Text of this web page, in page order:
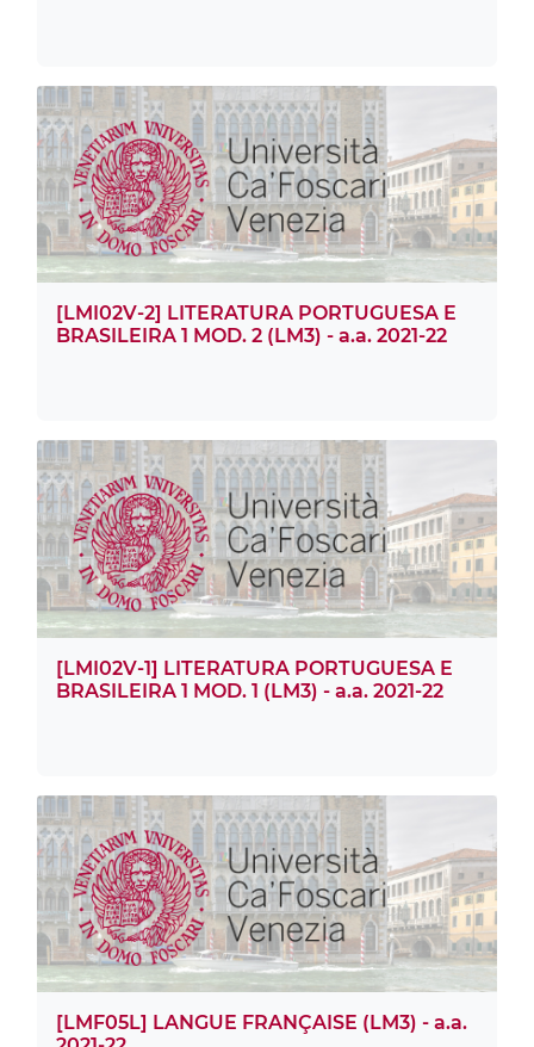
[LMI02V-2] LITERATURA PORTUGUESA E
BRASILEIRA 1 MOD. 2 (LM3) - a.a. 2021-22
[LMI02V-1] LITERATURA PORTUGUESA E
BRASILEIRA 1 MOD. 1 (LM3) - a.a. 2021-22
[LMF05L] LANGUE FRANÇAISE (LM3) - a.a.